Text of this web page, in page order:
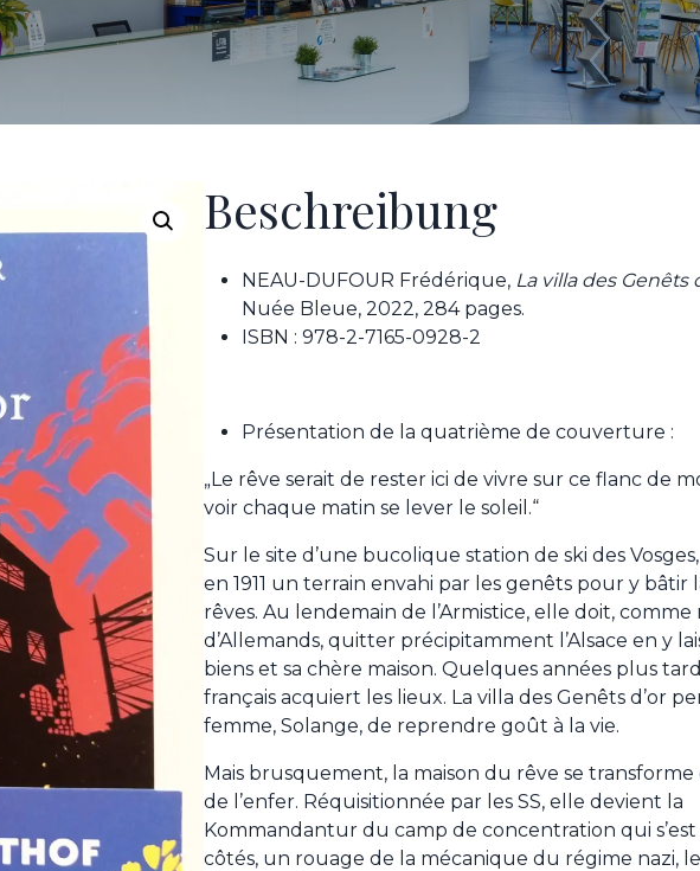
Beschreibung
NEAU-DUFOUR Frédérique, La villa des Genêts
Nuée Bleue, 2022, 284 pages.
ISBN : 978-2-7165-0928-2
Présentation de la quatrième de couverture :
„Le rêve serait de rester ici de vivre sur ce flanc de
voir chaque matin se lever le soleil.“
Sur le site d’une bucolique station de ski des
en 1911 un terrain envahi par les genêts pour y bâtir
rêves. Au lendemain de l’Armistice, elle doit,
d’Allemands, quitter précipitamment l’Alsace en y
biens et sa chère maison. Quelques années plus
français acquiert les lieux. La villa des Genêts d’or
femme, Solange, de reprendre goût à la vie.
Mais brusquement, la maison du rêve se
de l’enfer. Réquisitionnée par les SS, elle devient la
Kommandantur du camp de concentration qui
côtés, un rouage de la mécanique du régime nazi,